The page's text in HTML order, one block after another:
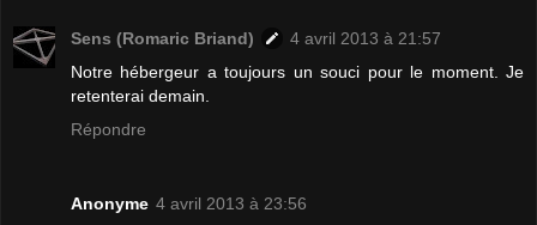
Sens (Romaric Briand)
4 avril 2013 à 21:57
Notre hébergeur a toujours un souci pour le moment. Je
retenterai demain.
Répondre
Anonyme 4 avril 2013 à 23:56